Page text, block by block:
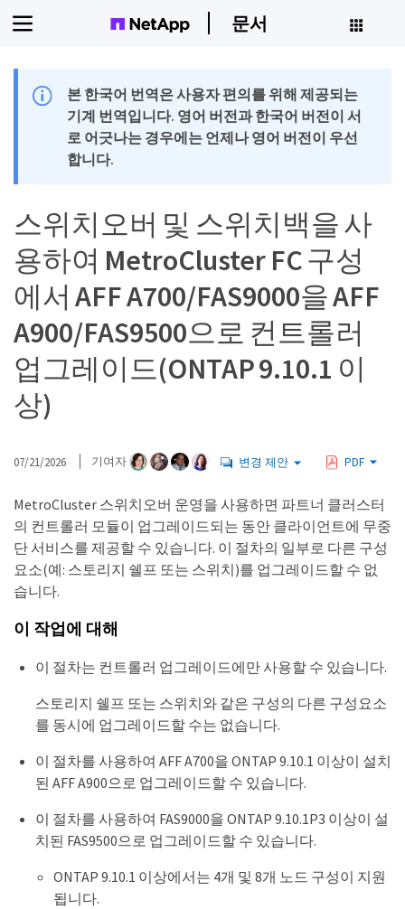
문서
본 한국어 번역은 사용자 편의를 위해 제공되는
기계 번역입니다. 영어 버전과 한국어 버전이 서
로 어긋나는 경우에는 언제나 영어 버전이 우선
합니다.
스위치오버 및 스위치백을 사
용하여 MetroCluster FC 구성
에서 AFF A700/FAS9000을 AFF
A900/FAS9500으로 컨트롤러
업그레이드(ONTAP 9.10.1 이
상)
07/21/2026 기여자 변경 제안 PDF
MetroCluster 스위치오버 운영을 사용하면 파트너 클러스터
의 컨트롤러 모듈이 업그레이드되는 동안 클라이언트에 무중
단 서비스를 제공할 수 있습니다. 이 절차의 일부로 다른 구성
요소(예: 스토리지 쉘프 또는 스위치)를 업그레이드할 수 없
습니다.
이 작업에 대해
이 절차는 컨트롤러 업그레이드에만 사용할 수 있습니다.
스토리지 쉘프 또는 스위치와 같은 구성의 다른 구성요소
를 동시에 업그레이드할 수는 없습니다.
이 절차를 사용하여 AFF A700을 ONTAP 9.10.1 이상이 설치
된 AFF A900으로 업그레이드할 수 있습니다.
이 절차를 사용하여 FAS9000을 ONTAP 9.10.1P3 이상이 설
치된 FAS9500으로 업그레이드할 수 있습니다.
ONTAP 9.10.1 이상에서는 4개 및 8개 노드 구성이 지원
됩니다.